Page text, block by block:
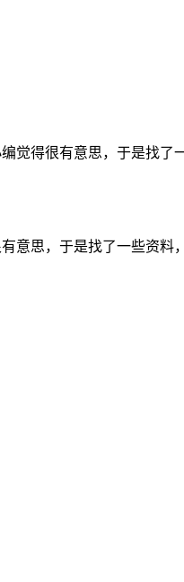
觉得很有意思，于是找了
意思，于是找了一些资料